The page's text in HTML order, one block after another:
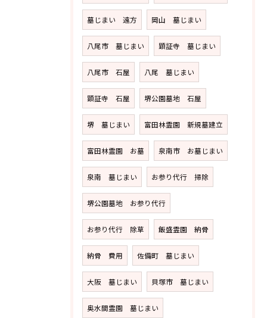
墓じまい 遠方 岡山 墓じまい
八尾市 墓じまい 顕証寺 墓じまい
八尾市 石屋 八尾 墓じまい
顕証寺 石屋 堺公園墓地 石屋
堺 墓じまい 富田林霊園 新規墓建立
富田林霊園 お墓 泉南市 お墓じまい
泉南 墓じまい お参り代行 掃除
堺公園墓地 お参り代行
お参り代行 除草 飯盛霊園 納骨
納骨 費用 佐備町 墓じまい
大阪 墓じまい 貝塚市 墓じまい
奥水間霊園 墓じまい